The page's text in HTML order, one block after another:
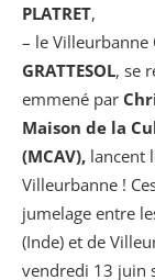
PLATRET,
– le Villeurbanne
GRATTESOL, se
emmené par
Maison de la
(MCAV), lancent
Villeurbanne !
jumelage entre
(Inde) et de
vendredi 13 juin